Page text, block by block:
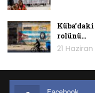
‘Yoksulluğumuzun
Yaşanabilir birlikte
SODAP üyelerine
engellemek istedi.
rolünü…
21